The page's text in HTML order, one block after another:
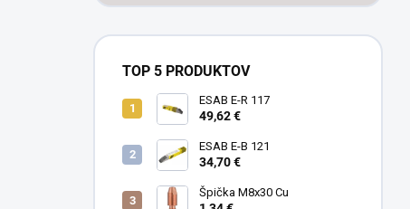
TOP 5 PRODUKTOV
ESAB E-R 117
49,62 €
ESAB E-B 121
34,70 €
Špička M8x30 Cu